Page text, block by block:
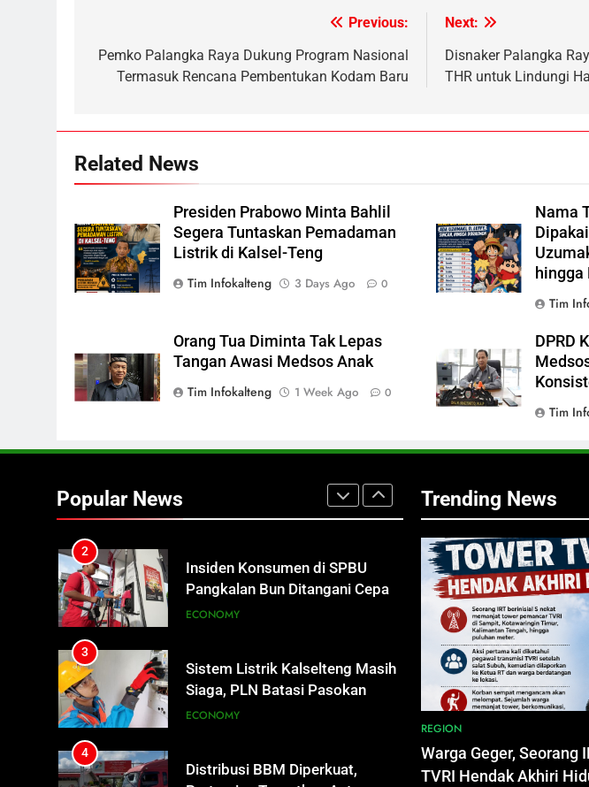
navigation
Previous:
Pemko Palangka Raya Dukung Program Nasional
Termasuk Rencana Pembentukan Kodam Baru
Next:
Disnaker Palangka
THR untuk Lindungi
Related News
Presiden Prabowo Minta Bahlil
Segera Tuntaskan Pemadaman
Listrik di Kalsel-Teng
Tim Infokalteng
3 Days Ago 0
Nama
hingga
Tim
Orang Tua Diminta Tak Lepas
Tangan Awasi Medsos Anak
Tim Infokalteng
1 Week Ago 0
DPRD
Tim
Popular News
Dana Hibah Pilkada Rp40 Miliar
Presiden Prabowo Minta Bahlil
Segera Tuntaskan Pemadaman
Nama Tokoh Anime Ramai
Dipakai Warga Indonesia, Ada
Uzumaki, D. Luffy, Shinchan,
hingga Doraemon
NUSANTARA
8
Tak Ada Lagi Pajak Terlewat,
GIS Mulai Diterapkan di
1
Warga Geger, Seorang IRT
Nekat Naik Tower TVRI Hendak
2
Pangkalan Bun Ditangani Cepat,
Pertamina Pastikan Pelayanan
3
Sistem Listrik Kalselteng Masih
Siaga, PLN Batasi Pasokan
Selama 7 Hari
ECONOMY
4
Distribusi BBM Diperkuat,
Pertamina Targetkan Antrean di
SPBU Sampit Segera Terurai
ECONOMY
5
Ketua dan Empat Komisioner
Trending News
REGION
Warga Geger, Seorang
TVRI Hendak Akhiri